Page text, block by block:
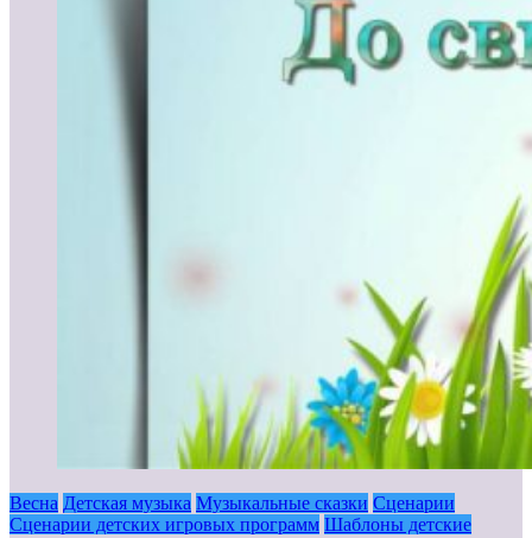
Весна Детская музыка Музыкальные сказки Сценарии
Сценарии детских игровых программ Шаблоны детские